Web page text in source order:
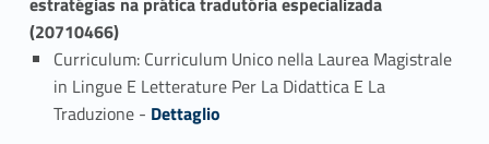
(20710466)
Curriculum: Curriculum Unico nella Laurea Magistrale
in Lingue E Letterature Per La Didattica E La
Traduzione - Link identifier #identifier_person_87687-1
Dettaglio